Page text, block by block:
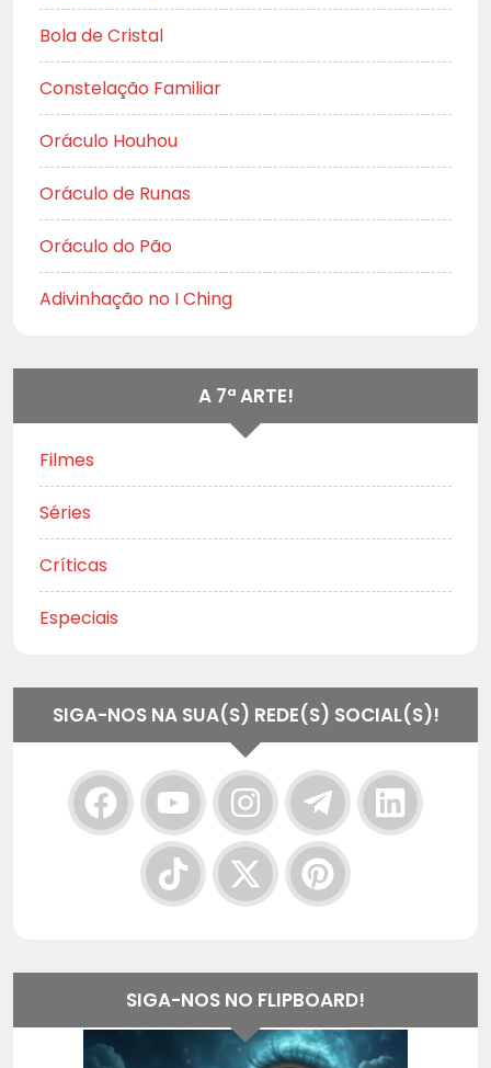
Bola de Cristal
Constelação Familiar
Oráculo Houhou
Oráculo de Runas
Oráculo do Pão
Adivinhação no I Ching
A 7ª ARTE!
Filmes
Séries
Críticas
Especiais
SIGA-NOS NA SUA(S) REDE(S) SOCIAL(S)!
SIGA-NOS NO FLIPBOARD!